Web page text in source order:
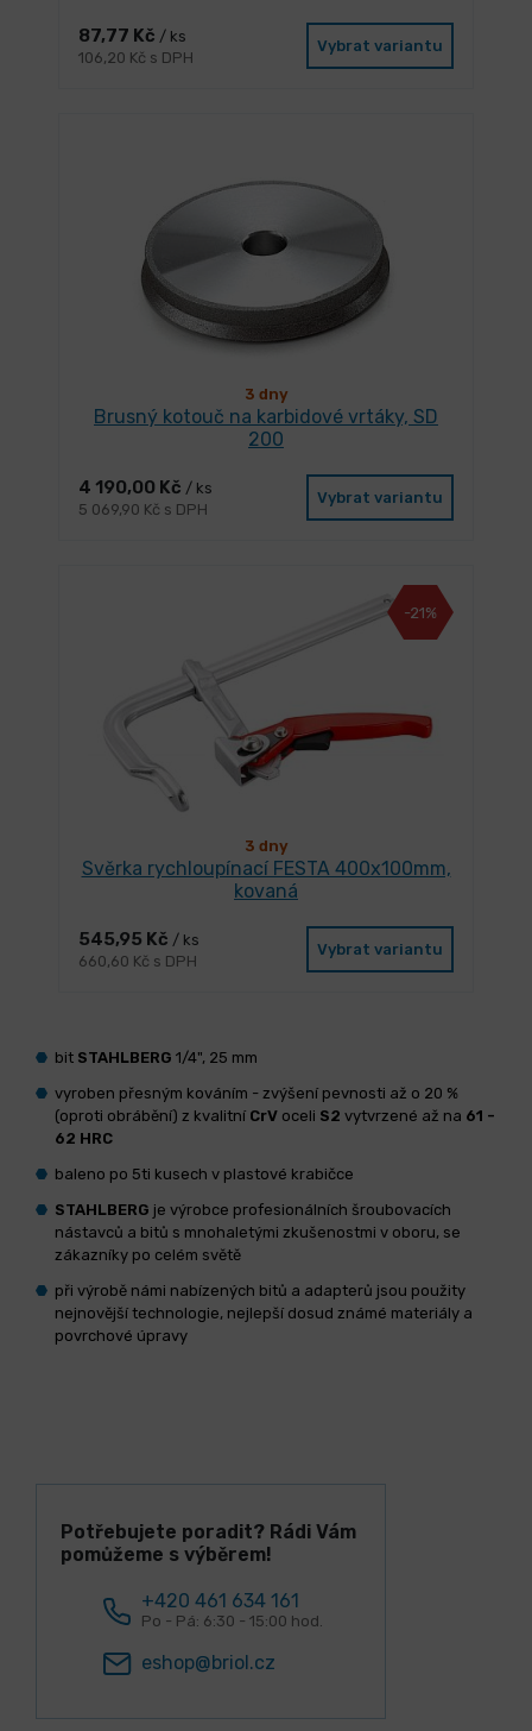
87,77 Kč / ks
106,20 Kč s DPH
Vybrat variantu
3 dny
Brusný kotouč na karbidové vrtáky, SD
200
4 190,00 Kč / ks
5 069,90 Kč s DPH
Vybrat variantu
-21%
3 dny
Svěrka rychloupínací FESTA 400x100mm,
kovaná
545,95 Kč / ks
660,60 Kč s DPH
Vybrat variantu
bit STAHLBERG 1/4", 25 mm
vyroben přesným kováním - zvýšení pevnosti až o 20 %
(oproti obrábění) z kvalitní CrV oceli S2 vytvrzené až na 61 -
62 HRC
baleno po 5ti kusech v plastové krabičce
STAHLBERG je výrobce profesionálních šroubovacích
nástavců a bitů s mnohaletými zkušenostmi v oboru, se
zákazníky po celém světě
při výrobě námi nabízených bitů a adapterů jsou použity
nejnovější technologie, nejlepší dosud známé materiály a
povrchové úpravy
Potřebujete poradit? Rádi Vám
pomůžeme s výběrem!
+420 461 634 161
Po - Pá: 6:30 - 15:00 hod.
eshop@briol.cz